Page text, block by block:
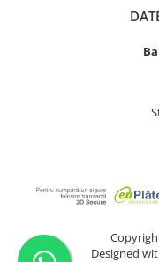
Designed